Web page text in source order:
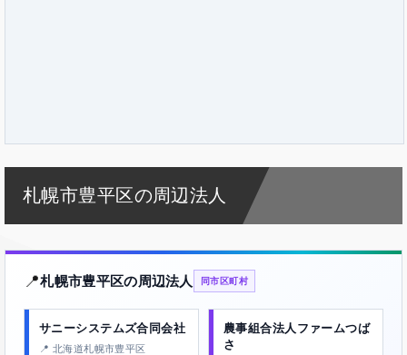
札幌市豊平区の周辺法人
📍札幌市豊平区の周辺法人 同市区町村
サニーシステムズ合同会社
📍 北海道札幌市豊平区
農事組合法人ファームつば
さ